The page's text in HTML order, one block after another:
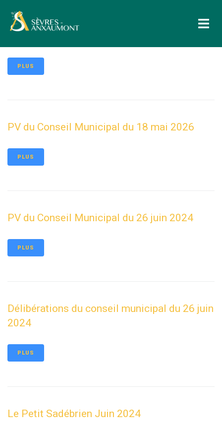
principal
Liste des délibérations du Conseil Municipal
PLUS
PV du Conseil Municipal du 18 mai 2026
PLUS
PV du Conseil Municipal du 26 juin 2024
PLUS
Délibérations du conseil municipal du 26 juin
2024
PLUS
Le Petit Sadébrien Juin 2024